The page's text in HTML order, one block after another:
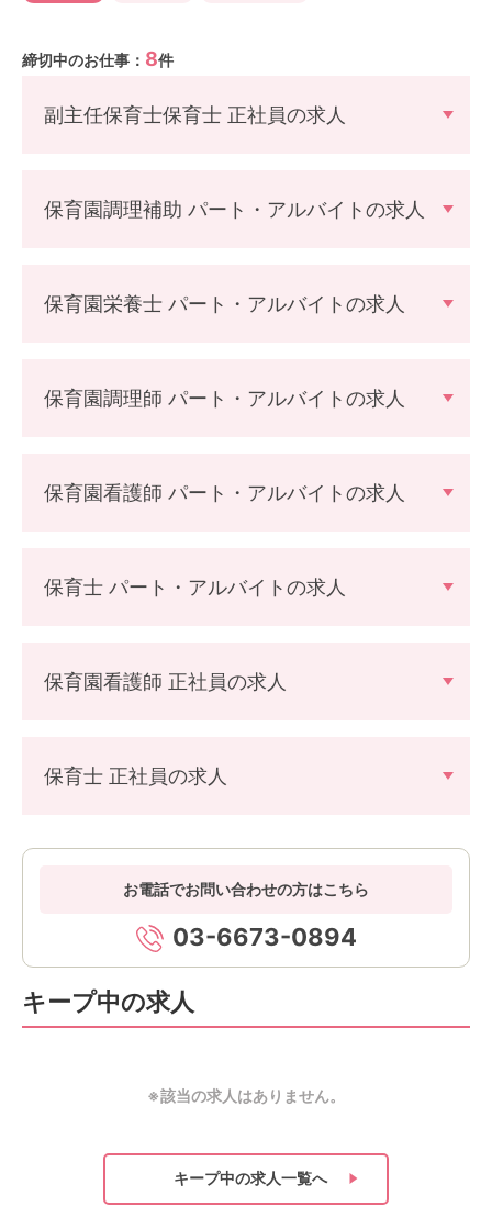
締切中のお仕事： 8件
副主任保育士保育士 正社員の求人
保育園調理補助 パート・アルバイトの求人
保育園栄養士 パート・アルバイトの求人
保育園調理師 パート・アルバイトの求人
保育園看護師 パート・アルバイトの求人
保育士 パート・アルバイトの求人
保育園看護師 正社員の求人
保育士 正社員の求人
お電話でお問い合わせの方はこちら
03-6673-0894
キープ中の求人
※該当の求人はありません。
キープ中の求人一覧へ